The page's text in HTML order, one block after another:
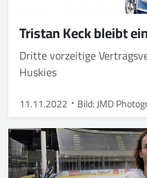
Tristan Keck bleibt
Dritte vorzeitige
Huskies
11.11.2022 Bild: JMD